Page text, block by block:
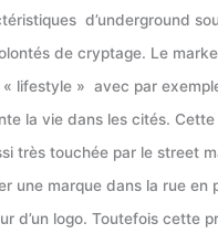
d’underground
de cryptage. Le
lifestyle » avec par
la vie dans les cités.
très touchée par le street
une marque dans la rue en
d’un logo. Toutefois cette